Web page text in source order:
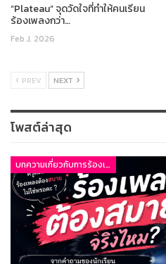
“Plateau” จุดวัดใจที่ทำให้คนเรียน
ร้องเพลงกว่า…
Feb J, 2026
PREV NEXT
โพสต์ล่าสุด
บทความเกี่ยวกับการร้องเพลง